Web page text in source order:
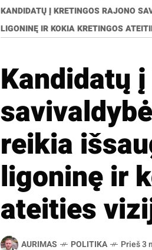
KANDIDATŲ Į KRETINGOS RAJONO
LIGONINĘ IR KOKIA KRETINGOS
Kandidatų
reikia
ligoninę ir
ateities
AURIMAS POLITIKA Prieš 3